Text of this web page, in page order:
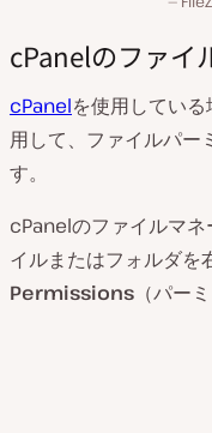
cPanelのファイ
cPanelを使用している
用して、ファイルパー
す。
cPanelのファイルマ
イルまたはフォルダを
Permissions （パー